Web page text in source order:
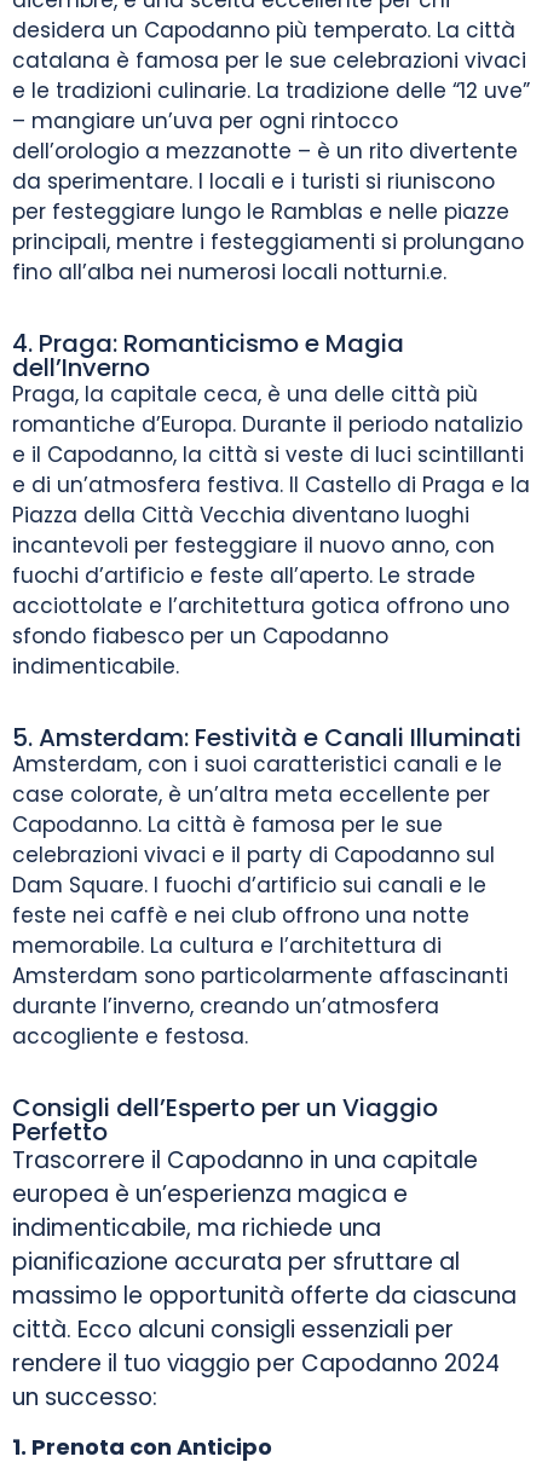
desidera un Capodanno più temperato. La città
catalana è famosa per le sue celebrazioni vivaci
e le tradizioni culinarie. La tradizione delle “12 uve”
– mangiare un’uva per ogni rintocco
dell’orologio a mezzanotte – è un rito divertente
da sperimentare. I locali e i turisti si riuniscono
per festeggiare lungo le Ramblas e nelle piazze
principali, mentre i festeggiamenti si prolungano
fino all’alba nei numerosi locali notturni.e.
4. Praga: Romanticismo e Magia
dell’Inverno
Praga, la capitale ceca, è una delle città più
romantiche d’Europa. Durante il periodo natalizio
e il Capodanno, la città si veste di luci scintillanti
e di un’atmosfera festiva. Il Castello di Praga e la
Piazza della Città Vecchia diventano luoghi
incantevoli per festeggiare il nuovo anno, con
fuochi d’artificio e feste all’aperto. Le strade
acciottolate e l’architettura gotica offrono uno
sfondo fiabesco per un Capodanno
indimenticabile.
5. Amsterdam: Festività e Canali Illuminati
Amsterdam, con i suoi caratteristici canali e le
case colorate, è un’altra meta eccellente per
Capodanno. La città è famosa per le sue
celebrazioni vivaci e il party di Capodanno sul
Dam Square. I fuochi d’artificio sui canali e le
feste nei caffè e nei club offrono una notte
memorabile. La cultura e l’architettura di
Amsterdam sono particolarmente affascinanti
durante l’inverno, creando un’atmosfera
accogliente e festosa.
Consigli dell’Esperto per un Viaggio
Perfetto
Trascorrere il Capodanno in una capitale
europea è un’esperienza magica e
indimenticabile, ma richiede una
pianificazione accurata per sfruttare al
massimo le opportunità offerte da ciascuna
città. Ecco alcuni consigli essenziali per
rendere il tuo viaggio per Capodanno 2024
un successo:
1. Prenota con Anticipo